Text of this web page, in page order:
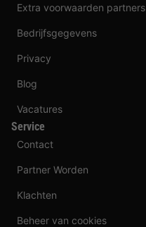
Extra voorwaarden partners
Bedrijfsgegevens
Privacy
Blog
Vacatures
Service
Contact
Partner Worden
Klachten
Beheer van cookies